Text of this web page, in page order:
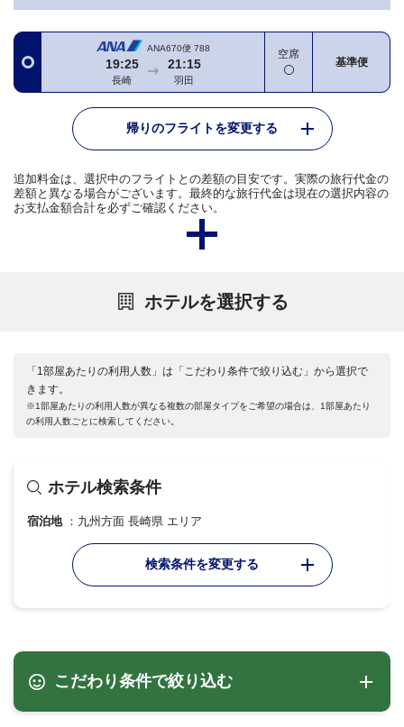
ANA670便 788
19:25
長崎
21:15
羽田
空席
基準便
帰りのフライトを変更する
追加料金は、選択中のフライトとの差額の目安です。実際の旅行代金の
差額と異なる場合がございます。最終的な旅行代金は現在の選択内容の
お支払金額合計を必ずご確認ください。
ホテルを選択する
「1部屋あたりの利用人数」は「こだわり条件で絞り込む」から選択で
きます。
※1部屋あたりの利用人数が異なる複数の部屋タイプをご希望の場合は、1部屋あたり
の利用人数ごとに検索してください。
ホテル検索条件
宿泊地 九州方面 長崎県 エリア
検索条件を変更する
こだわり条件で絞り込む